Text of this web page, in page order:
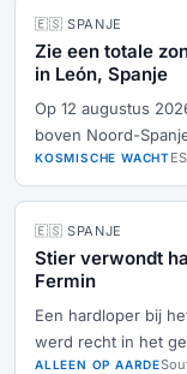
🇪🇸 SPANJE
Zie een totale
in León, Spanje
Op 12 augustus
boven Noord-
KOSMISCHE WACHT
🇪🇸 SPANJE
Stier verwondt
Fermin
Een hardloper bij
werd recht in het
ALLEEN OP AARDE